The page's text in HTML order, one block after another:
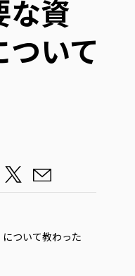
な資
いて
ついて教わった